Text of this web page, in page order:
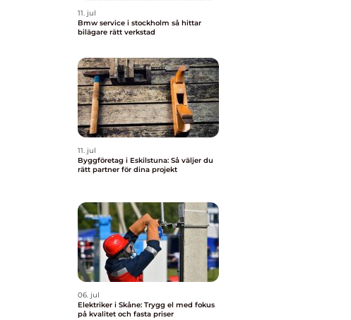
11. jul
Bmw service i stockholm så hittar
bilägare rätt verkstad
11. jul
Byggföretag i Eskilstuna: Så väljer du
rätt partner för dina projekt
06. jul
Elektriker i Skåne: Trygg el med fokus
på kvalitet och fasta priser